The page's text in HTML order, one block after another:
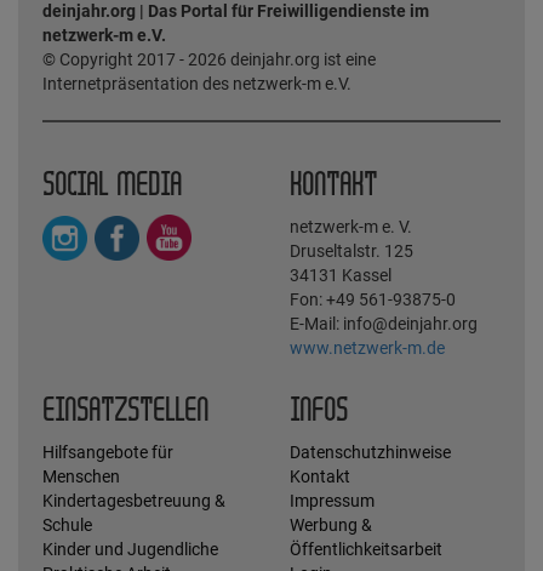
deinjahr.org | Das Portal für Freiwilligendienste im
netzwerk-m e.V.
© Copyright 2017 - 2026 deinjahr.org ist eine
Internetpräsentation des netzwerk-m e.V.
SOCIAL MEDIA KONTAKT
netzwerk-m e. V.
Druseltalstr. 125
34131 Kassel
Fon: +49 561-93875-0
E-Mail: info@deinjahr.org
www.netzwerk-m.de
EINSATZSTELLEN
Hilfsangebote für
Menschen
Kindertagesbetreuung &
Schule
Kinder und Jugendliche
INFOS
Datenschutzhinweise
Kontakt
Impressum
Werbung &
Öffentlichkeitsarbeit